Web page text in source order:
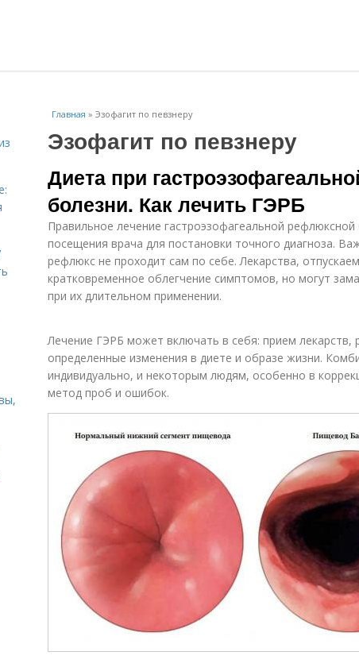
Главная » Эзофагит по певзнеру
Эзофагит по певзнеру
Диета при
болезни. Как лечить ГЭРБ
Правильное лечение гастроэзофагеальной
посещения врача для постановки точного диагноза.
рефлюкс не проходит сам по себе. Лекарства,
кратковременное облегчение симптомов, но могут
при их длительном применении.
Лечение ГЭРБ может включать в себя: прием лекарств,
определенные изменения в диете и образе жизни.
индивидуально, и некоторым людям, особенно в
метод проб и ошибок.